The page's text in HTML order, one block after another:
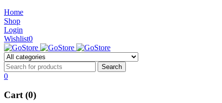
Home
Shop
Login
Wishlist0
0
Cart (0)